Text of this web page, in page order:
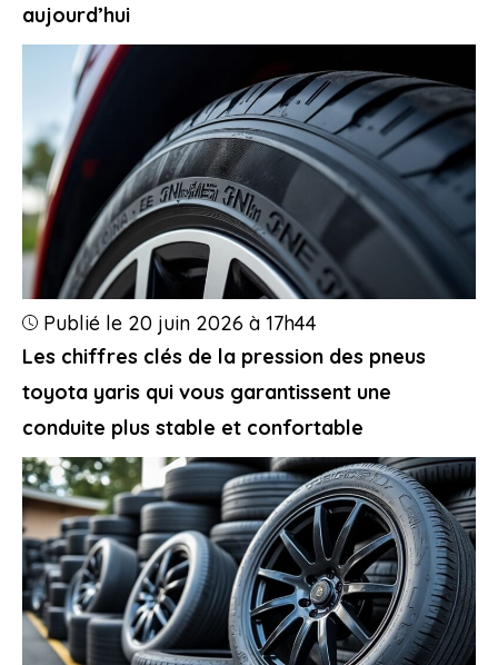
aujourd’hui
Les chiffres clés de la pression des pneus
toyota yaris qui vous garantissent une
conduite plus stable et confortable
Publié le 20 juin 2026 à 17h44